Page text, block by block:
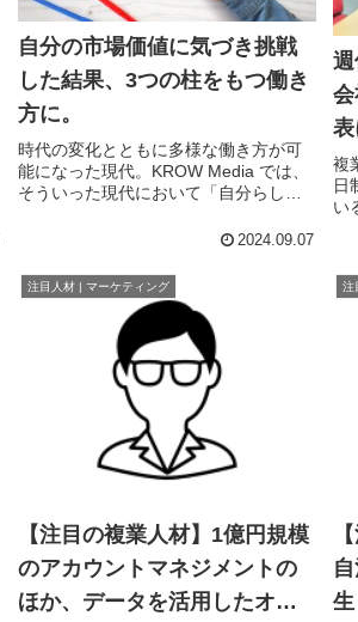
自分の市場価値に気づき挑戦
した結果、3つの柱をもつ働き
方に。
時代の変化とともに多様な働き方が可
能になった現代。KROW Media では、
そういった現代において「自分らしく
困難だった点をご紹介します。読んで
増える」そんな記事になれば...
2024.09.07
複
日
い
川
を
注目人材 | マーケティング
【注目の複業人材】1億円規模
のアカウントマネジメントの
ほか、データを活用したオフ
注